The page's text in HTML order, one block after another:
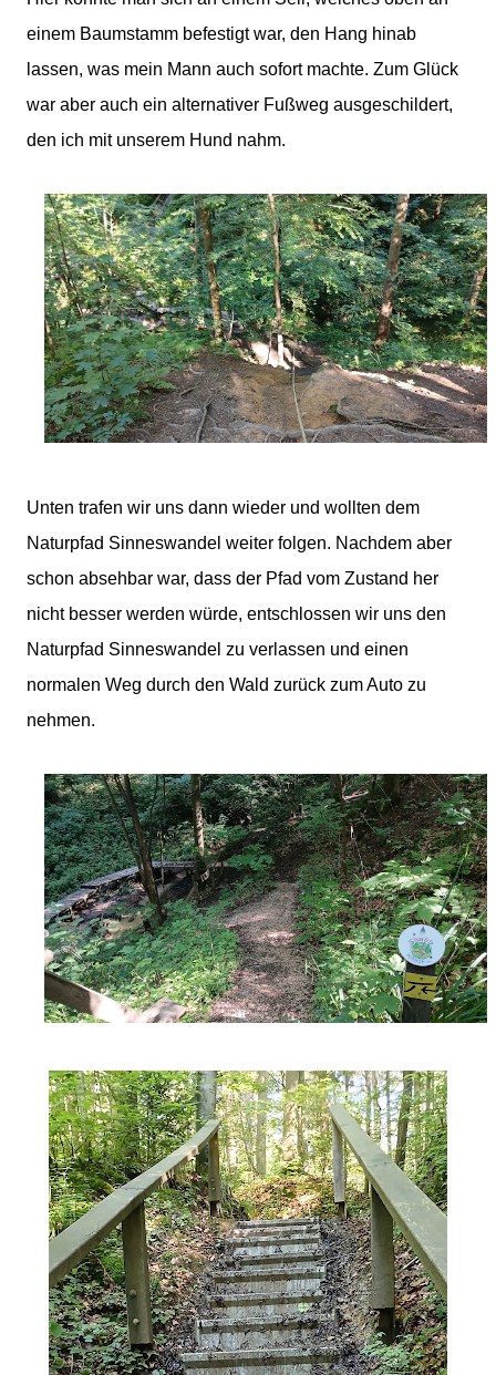
einem Baumstamm befestigt war, den Hang hinab
lassen, was mein Mann auch sofort machte. Zum Glück
war aber auch ein alternativer Fußweg ausgeschildert,
den ich mit unserem Hund nahm.
Unten trafen wir uns dann wieder und wollten dem
Naturpfad Sinneswandel weiter folgen. Nachdem aber
schon absehbar war, dass der Pfad vom Zustand her
nicht besser werden würde, entschlossen wir uns den
Naturpfad Sinneswandel zu verlassen und einen
normalen Weg durch den Wald zurück zum Auto zu
nehmen.